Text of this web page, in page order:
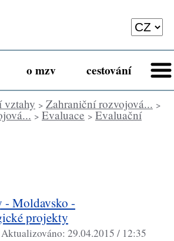
o mzv cestování
vztahy > Zahraniční rozvojová... >
> Evaluace > Evaluační
- Moldavsko -
projekty
Aktualizováno: 29.04.2015 / 12:35